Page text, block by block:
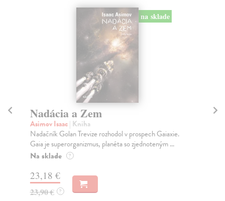
na sklade
Nadácia a Zem
Asimov Isaac| Kniha
Nadačník Golan Trevize rozhodol v prospech Gaiaxie.
Gaia je superorganizmus, planéta so zjednoteným ...
Na sklade ?
23,18 €
23,90 € ?